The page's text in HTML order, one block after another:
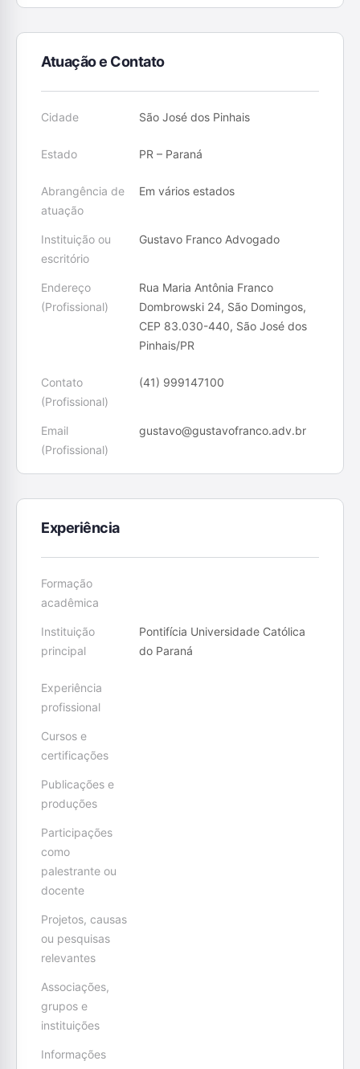
Atuação e Contato
Cidade São José dos Pinhais
Estado PR – Paraná
Abrangência de
atuação
Em vários estados
Instituição ou
escritório
Gustavo Franco Advogado
Endereço
(Profissional)
Rua Maria Antônia Franco
Dombrowski 24, São Domingos,
CEP 83.030-440, São José dos
Pinhais/PR
Contato
(Profissional)
(41) 999147100
Email
(Profissional)
gustavo@gustavofranco.adv.br
Experiência
Formação
acadêmica
Instituição
principal
Pontifícia Universidade Católica
do Paraná
Experiência
profissional
Cursos e
certificações
Publicações e
produções
Participações
como
palestrante ou
docente
Projetos, causas
ou pesquisas
relevantes
Associações,
grupos e
instituições
Informações